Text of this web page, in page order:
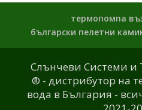
термопомпа
български пелетни
Слънчеви Системи
® - дистрибутор на
вода в България -